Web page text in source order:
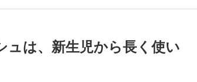
ュは、新生児から長く使い